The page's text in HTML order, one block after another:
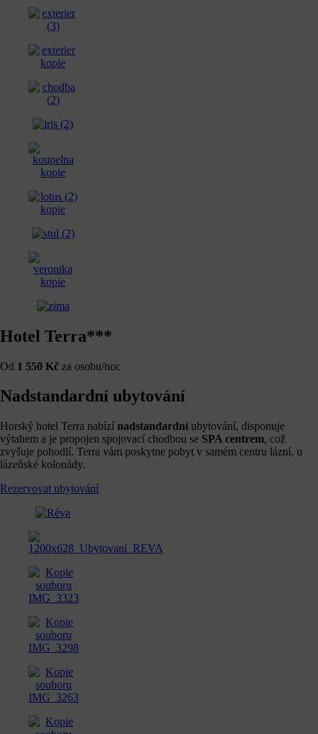
Hotel Terra***
Od 1 550 Kč za osobu/noc
Nadstandardní ubytování
Horský hotel Terra nabízí nadstandardní ubytování, disponuje
výtahem a je propojen spojovací chodbou se SPA centrem, což
zvyšuje pohodlí. Terra vám poskytne pobyt v samém centru lázní, u
lázeňské kolonády.
Rezervovat ubytování